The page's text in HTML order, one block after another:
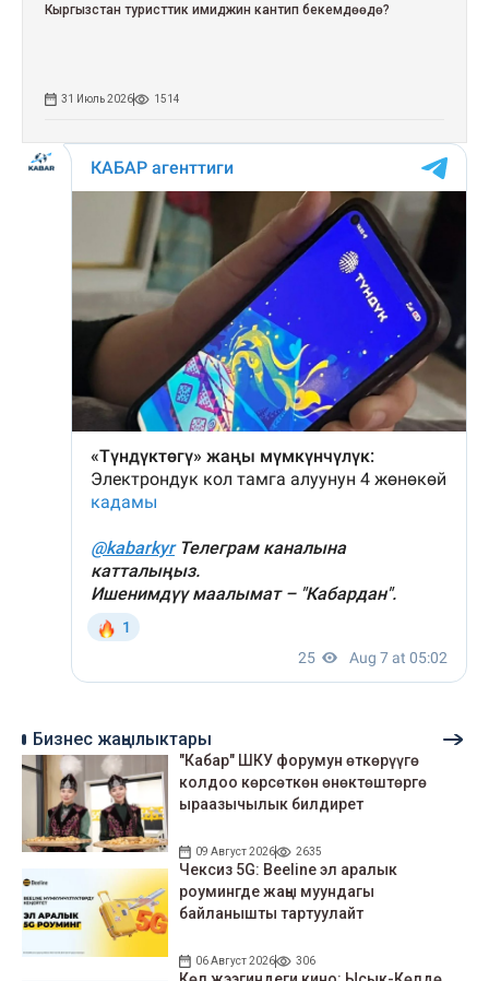
Кыргызстан туристтик имиджин кантип бекемдөөдө?
31 Июль 2026 1514
Бизнес жаңылыктары
"Кабар" ШКУ форумун өткөрүүгө
колдоо көрсөткөн өнөктөштөргө
ыраазычылык билдирет
09 Август 2026 2635
Чексиз 5G: Beeline эл аралык
роумингде жаңы муундагы
байланышты тартуулайт
06 Август 2026 306